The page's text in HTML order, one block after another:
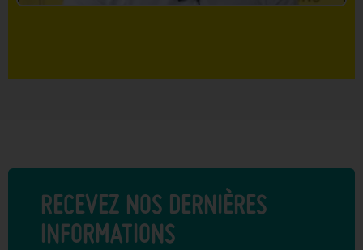
RECEVEZ NOS DERNIÈRES
INFORMATIONS